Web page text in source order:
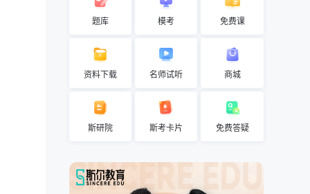
题库 模考 免费课
资料下载 名师试听 商城
斯研院 斯考卡片 免费答疑